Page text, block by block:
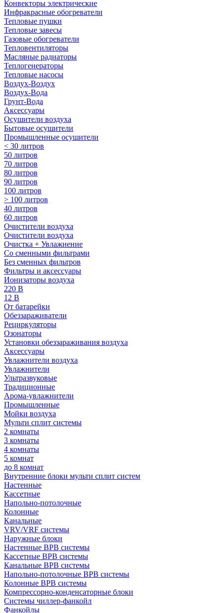
Конвекторы электрические
Инфракрасные обогреватели
Тепловые пушки
Тепловые завесы
Газовые обогреватели
Тепловентиляторы
Масляные радиаторы
Теплогенераторы
Тепловые насосы
Воздух-Воздух
Воздух-Вода
Грунт-Вода
Аксессуары
Осушители воздуха
Бытовые осушители
Промышленные осушители
< 30 литров
50 литров
70 литров
80 литров
90 литров
100 литров
> 100 литров
40 литров
60 литров
Очистители воздуха
Очистители воздуха
Очистка + Увлажнение
Cо сменными фильтрами
Без сменных фильтров
Фильтры и аксессуары
Ионизаторы воздуха
220 В
12 В
От батарейки
Обеззараживатели
Рециркуляторы
Озонаторы
Установки обеззараживания воздуха
Аксессуары
Увлажнители воздуха
Увлажнители
Ультразвуковые
Традиционные
Арома-увлажнители
Промышленные
Мойки воздуха
Мульти сплит системы
2 комнаты
3 комнаты
4 комнаты
5 комнат
до 8 комнат
Внутренние блоки мульти сплит систем
Настенные
Кассетные
Напольно-потолочные
Колонные
Канальные
VRV/VRF системы
Наружные блоки
Настенные ВРВ системы
Кассетные ВРВ системы
Канальные ВРВ системы
Напольно-потолочные ВРВ системы
Колонные ВРВ системы
Компрессорно-конденсаторные блоки
Системы чиллер-фанкойл
Фанкойлы